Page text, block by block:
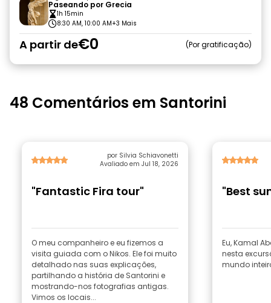
Paseando por Grecia
1h 15min
8:30 AM, 10:00 AM+3 Mais
A partir de€0 Por gratificação
48 Comentários em Santorini
por Silvia Schiavonetti
Avaliado em Jul 18, 2026
"Fantastic Fira tour"
O meu companheiro e eu fizemos a
visita guiada com o Nikos. Ele foi muito
detalhado nas suas explicações,
partilhando a história de Santorini e
mostrando-nos fotografias antigas.
Vimos os locais...
"Best
Eu, Kamal
nesta
mundo